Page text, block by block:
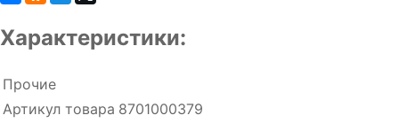
Характеристики:
Прочие
Артикул товара 8701000379